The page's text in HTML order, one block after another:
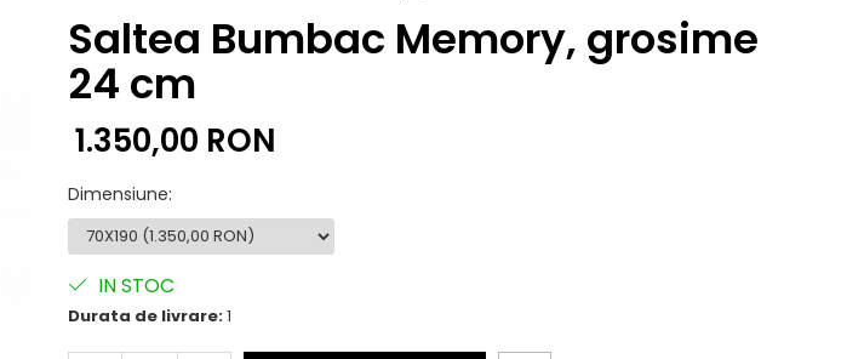
Saltea Bumbac Memory, grosime
24 cm
1.350,00 RON
Dimensiune:
IN STOC
Durata de livrare:1